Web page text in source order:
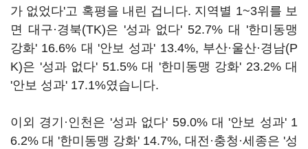
가 없었다'고 혹평을 내린 겁니다. 지역별 1~3위를 보
면 대구·경북(TK)은 '성과 없다' 52.7% 대 '한미동맹
강화' 16.6% 대 '안보 성과' 13.4%, 부산·울산·경남(P
K)은 '성과 없다' 51.5% 대 '한미동맹 강화' 23.2% 대
'안보 성과' 17.1%였습니다.
이외 경기·인천은 '성과 없다' 59.0% 대 '안보 성과' 1
6.2% 대 '한미동맹 강화' 14.7%, 대전·충청·세종은 '성